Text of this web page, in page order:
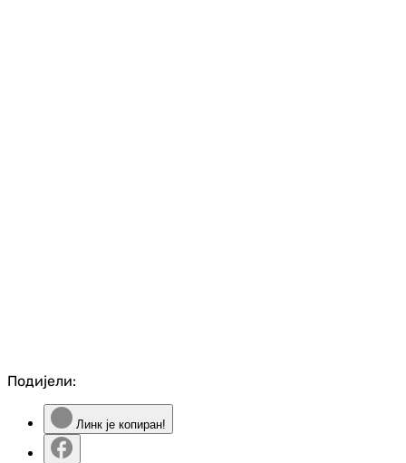
Подијели:
Линк је копиран!